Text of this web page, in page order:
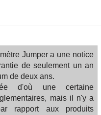
Jumper a une notice
de seulement un an
de deux ans.
d'où une certaine
mais il n'y a
rapport aux produits